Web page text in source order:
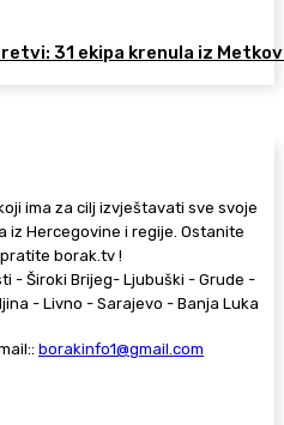
31 ekipa krenula iz
ima za cilj izvještavati sve svoje
iz Hercegovine i regije. Ostanite
borak.tv !
- Široki Brijeg- Ljubuški - Grude -
- Livno - Sarajevo - Banja Luka
borakinfo1@gmail.com